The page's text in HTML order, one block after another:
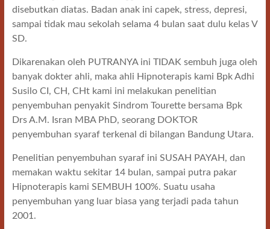
disebutkan diatas. Badan anak ini capek, stress, depresi,
sampai tidak mau sekolah selama 4 bulan saat dulu kelas V
SD.
Dikarenakan oleh PUTRANYA ini TIDAK sembuh juga oleh
banyak dokter ahli, maka ahli Hipnoterapis kami Bpk Adhi
Susilo CI, CH, CHt kami ini melakukan penelitian
penyembuhan penyakit Sindrom Tourette bersama Bpk
Drs A.M. Isran MBA PhD, seorang DOKTOR
penyembuhan syaraf terkenal di bilangan Bandung Utara.
Penelitian penyembuhan syaraf ini SUSAH PAYAH, dan
memakan waktu sekitar 14 bulan, sampai putra pakar
Hipnoterapis kami SEMBUH 100%. Suatu usaha
penyembuhan yang luar biasa yang terjadi pada tahun
2001.